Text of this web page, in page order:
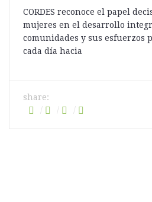
CORDES reconoce el papel
mujeres en el desarrollo
comunidades y sus esfuerzos
cada día hacia
share: